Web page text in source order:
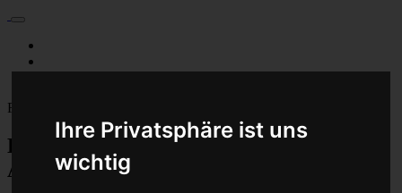
Ihre Privatsphäre ist uns
wichtig
Fahrzeugmarken
Baumaschine Turbolader Reparatur oder
Austauschgerät KVA